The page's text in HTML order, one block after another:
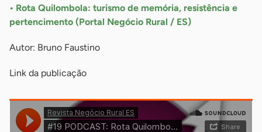
• Rota Quilombola: turismo de memória, resistência e
pertencimento (Portal Negócio Rural / ES)
Autor: Bruno Faustino
Link da publicação